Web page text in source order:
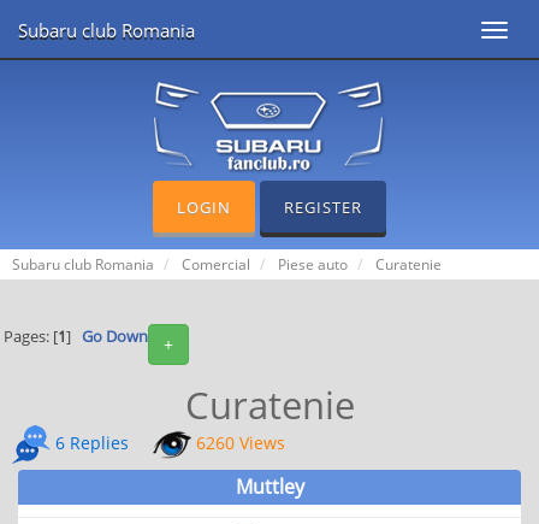
Subaru club Romania
LOGIN REGISTER
Subaru club Romania Comercial Piese auto Curatenie
+
Pages: [1] Go Down
Curatenie
6 Replies 6260 Views
Muttley